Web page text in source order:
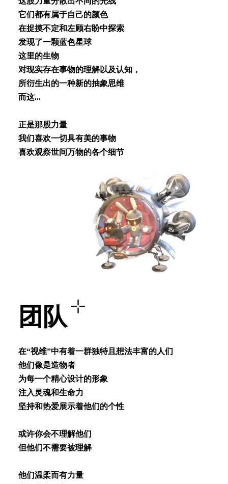
它们都有属于⾃⼰的颜⾊
在捉摸不定和左顾右盼中探索
发现了⼀颗蓝⾊星球
这⾥的⽣物
对现实存在事物的理解以及认知，
所衍⽣出的⼀种新的抽象思维
⽽这...
正是那股⼒量
我们喜欢⼀切具有美的事物
喜欢观察世间万物的各个细节
团队
在“视维”中有着⼀群独特且想法丰富的⼈们
他们像是造物者
为每⼀个精⼼设计的形象
注⼊灵魂和⽣命⼒
坚持和热爱展⽰着他们的个性
或许你会不理解他们
但他们不需要被理解
他们温柔⽽有⼒量